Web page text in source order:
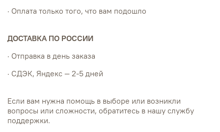
· Оплата только того, что вам подошло
ДОСТАВКА ПО РОССИИ
· Отправка в день заказа
· СДЭК, Яндекс — 2-5 дней
Если вам нужна помощь в выборе или возникли
вопросы или сложности, обратитесь в нашу службу
поддержки.